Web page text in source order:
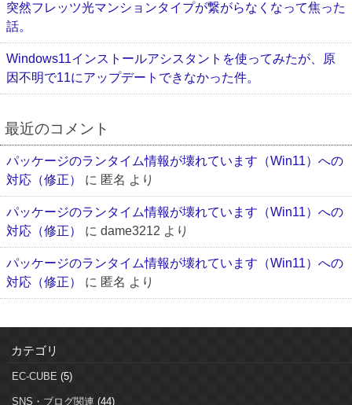
突然フレッツ光マンションタイプが繋がらなくなって焦った
話。
Windows11インストールアシスタントを使ってみたが、原
因不明で11にアップデートできなかった件。
最近のコメント
パッケージのランタイム情報が壊れています（Win11）への
対応（修正）
に 匿名 より
パッケージのランタイム情報が壊れています（Win11）への
対応（修正）
に dame3212 より
パッケージのランタイム情報が壊れています（Win11）への
対応（修正）
に 匿名 より
カテゴリ
EC-CUBE (5)
SNS・ブログ関連 (44)